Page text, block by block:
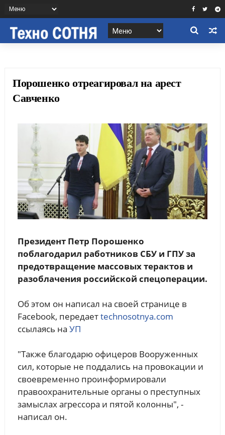
Порошенко отреагировал на арест
Савченко
Президент Петр Порошенко
поблагодарил работников СБУ и ГПУ за
предотвращение массовых терактов и
разоблачения российской спецоперации.
Об этом он написал на своей странице в
Facebook, передаетtechnosotnya.com
ссылаясь на УП
"Также благодарю офицеров Вооруженных
сил, которые не поддались на провокации и
своевременно проинформировали
правоохранительные органы о преступных
замыслах агрессора и пятой колонны", -
написал он.